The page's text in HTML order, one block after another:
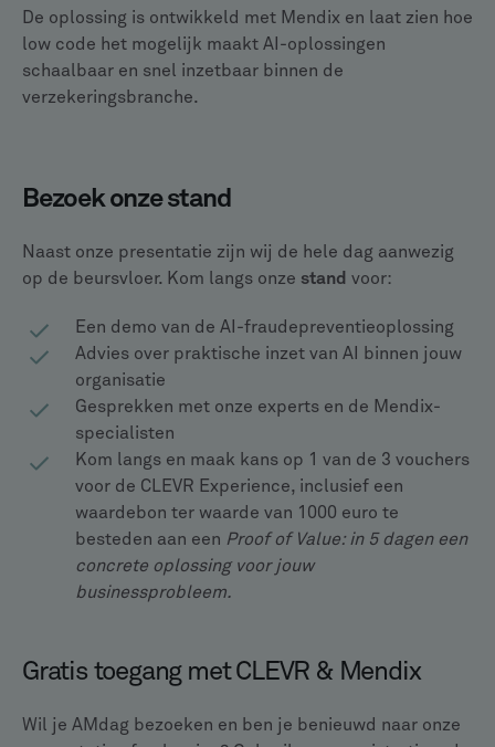
De oplossing is ontwikkeld met Mendix en laat zien hoe
low code het mogelijk maakt AI-oplossingen
schaalbaar en snel inzetbaar binnen de
verzekeringsbranche.
Bezoek onze stand
Naast onze presentatie zijn wij de hele dag aanwezig
op de beursvloer. Kom langs onze stand voor:
Een demo van de AI-fraudepreventieoplossing
Advies over praktische inzet van AI binnen jouw
organisatie
Gesprekken met onze experts en de Mendix-
specialisten
Kom langs en maak kans op 1 van de 3 vouchers
voor de CLEVR Experience, inclusief een
waardebon ter waarde van 1000 euro te
besteden aan een Proof of Value: in 5 dagen een
concrete oplossing voor jouw
businessprobleem.
Gratis toegang met CLEVR & Mendix
Wil je AMdag bezoeken en ben je benieuwd naar onze